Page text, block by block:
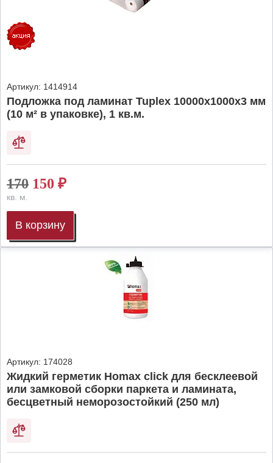
Артикул: 1414914
Подложка под ламинат Tuplex 10000x1000x3 мм
(10 м² в упаковке), 1 кв.м.
170 150 ₽
кв. м.
В корзину
Артикул: 174028
Жидкий герметик Homax click для бесклеевой
или замковой сборки паркета и ламината,
бесцветный неморозостойкий (250 мл)